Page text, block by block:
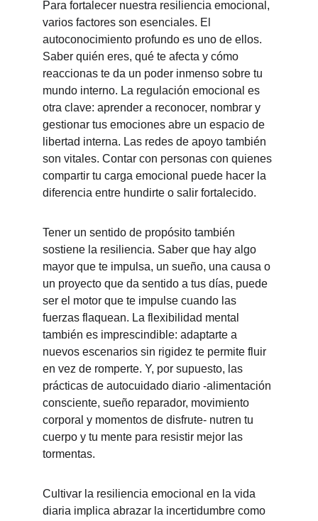
Para fortalecer nuestra resiliencia emocional,
varios factores son esenciales. El
autoconocimiento profundo es uno de ellos.
Saber quién eres, qué te afecta y cómo
reaccionas te da un poder inmenso sobre tu
mundo interno. La regulación emocional es
otra clave: aprender a reconocer, nombrar y
gestionar tus emociones abre un espacio de
libertad interna. Las redes de apoyo también
son vitales. Contar con personas con quienes
compartir tu carga emocional puede hacer la
diferencia entre hundirte o salir fortalecido.
Tener un sentido de propósito también
sostiene la resiliencia. Saber que hay algo
mayor que te impulsa, un sueño, una causa o
un proyecto que da sentido a tus días, puede
ser el motor que te impulse cuando las
fuerzas flaquean. La flexibilidad mental
también es imprescindible: adaptarte a
nuevos escenarios sin rigidez te permite fluir
en vez de romperte. Y, por supuesto, las
prácticas de autocuidado diario -alimentación
consciente, sueño reparador, movimiento
corporal y momentos de disfrute- nutren tu
cuerpo y tu mente para resistir mejor las
tormentas.
Cultivar la resiliencia emocional en la vida
diaria implica abrazar la incertidumbre como